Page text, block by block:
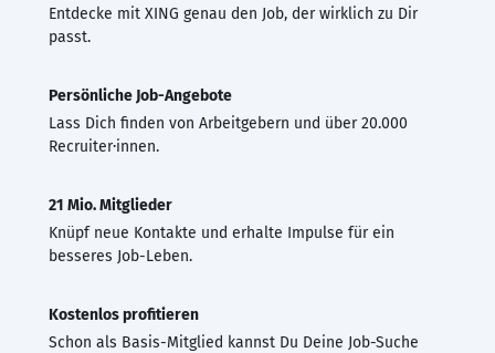
Entdecke mit XING genau den Job, der wirklich zu Dir
passt.
Persönliche Job-Angebote
Lass Dich finden von Arbeitgebern und über 20.000
Recruiter·innen.
21 Mio. Mitglieder
Knüpf neue Kontakte und erhalte Impulse für ein
besseres Job-Leben.
Kostenlos profitieren
Schon als Basis-Mitglied kannst Du Deine Job-Suche